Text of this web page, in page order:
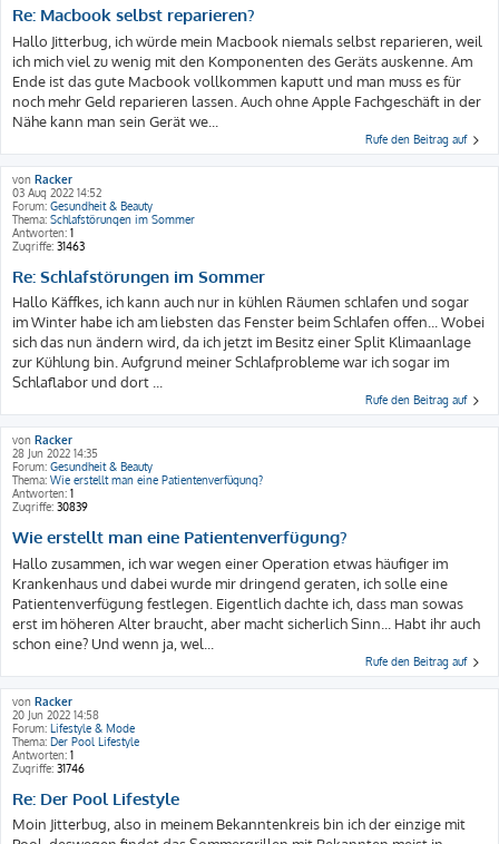
Re: Macbook selbst reparieren?
Hallo Jitterbug, ich würde mein Macbook niemals selbst reparieren, weil
ich mich viel zu wenig mit den Komponenten des Geräts auskenne. Am
Ende ist das gute Macbook vollkommen kaputt und man muss es für
noch mehr Geld reparieren lassen. Auch ohne Apple Fachgeschäft in der
Nähe kann man sein Gerät we...
Rufe den Beitrag auf
von Racker
03 Aug 2022 14:52
Forum: Gesundheit & Beauty
Thema: Schlafstörungen im Sommer
Antworten: 1
Zugriffe: 31463
Re: Schlafstörungen im Sommer
Hallo Käffkes, ich kann auch nur in kühlen Räumen schlafen und sogar
im Winter habe ich am liebsten das Fenster beim Schlafen offen... Wobei
sich das nun ändern wird, da ich jetzt im Besitz einer Split Klimaanlage
zur Kühlung bin. Aufgrund meiner Schlafprobleme war ich sogar im
Schlaflabor und dort ...
Rufe den Beitrag auf
von Racker
28 Jun 2022 14:35
Forum: Gesundheit & Beauty
Thema: Wie erstellt man eine Patientenverfügung?
Antworten: 1
Zugriffe: 30839
Wie erstellt man eine Patientenverfügung?
Hallo zusammen, ich war wegen einer Operation etwas häufiger im
Krankenhaus und dabei wurde mir dringend geraten, ich solle eine
Patientenverfügung festlegen. Eigentlich dachte ich, dass man sowas
erst im höheren Alter braucht, aber macht sicherlich Sinn... Habt ihr auch
schon eine? Und wenn ja, wel...
Rufe den Beitrag auf
von Racker
20 Jun 2022 14:58
Forum: Lifestyle & Mode
Thema: Der Pool Lifestyle
Antworten: 1
Zugriffe: 31746
Re: Der Pool Lifestyle
Moin Jitterbug, also in meinem Bekanntenkreis bin ich der einzige mit